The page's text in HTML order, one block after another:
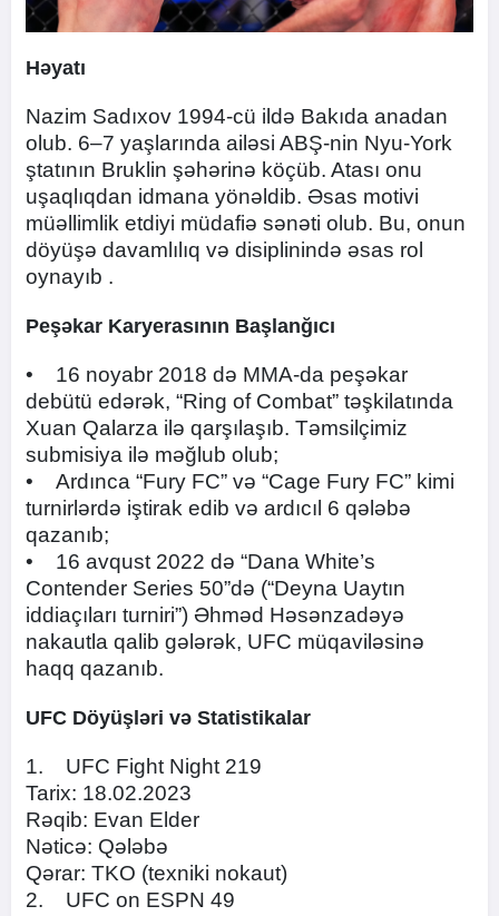
Həyatı
Nazim Sadıxov 1994-cü ildə Bakıda anadan
olub. 6–7 yaşlarında ailəsi ABŞ-nin Nyu-York
ştatının Bruklin şəhərinə köçüb. Atası onu
uşaqlıqdan idmana yönəldib. Əsas motivi
müəllimlik etdiyi müdafiə sənəti olub. Bu, onun
döyüşə davamlılıq və disiplinində əsas rol
oynayıb .
Peşəkar Karyerasının Başlanğıcı
• 16 noyabr 2018 də MMA-da peşəkar
debütü edərək, “Ring of Combat” təşkilatında
Xuan Qalarza ilə qarşılaşıb. Təmsilçimiz
submisiya ilə məğlub olub;
• Ardınca “Fury FC” və “Cage Fury FC” kimi
turnirlərdə iştirak edib və ardıcıl 6 qələbə
qazanıb;
• 16 avqust 2022 də “Dana White’s
Contender Series 50”də (“Deyna Uaytın
iddiaçıları turniri”) Əhməd Həsənzadəyə
nakautla qalib gələrək, UFC müqaviləsinə
haqq qazanıb.
UFC Döyüşləri və Statistikalar
1. UFC Fight Night 219
Tarix: 18.02.2023
Rəqib: Evan Elder
Nəticə: Qələbə
Qərar: TKO (texniki nokaut)
2. UFC on ESPN 49